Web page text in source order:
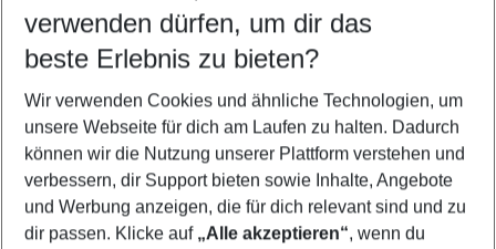
Wähle deinen Reisezeitraum
5-8 Nächte
2 Erwachsene Keine Kinder
Mehr Filter anzeigen
verwenden dürfen, um dir das
beste Erlebnis zu bieten?
Wir verwenden Cookies und ähnliche Technologien, um
unsere Webseite für dich am Laufen zu halten. Dadurch
können wir die Nutzung unserer Plattform verstehen und
verbessern, dir Support bieten sowie Inhalte, Angebote
und Werbung anzeigen, die für dich relevant sind und zu
dir passen. Klicke auf „Alle akzeptieren“, wenn du